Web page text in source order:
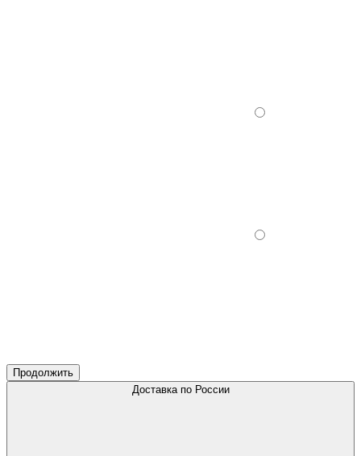
Продолжить
Доставка по России